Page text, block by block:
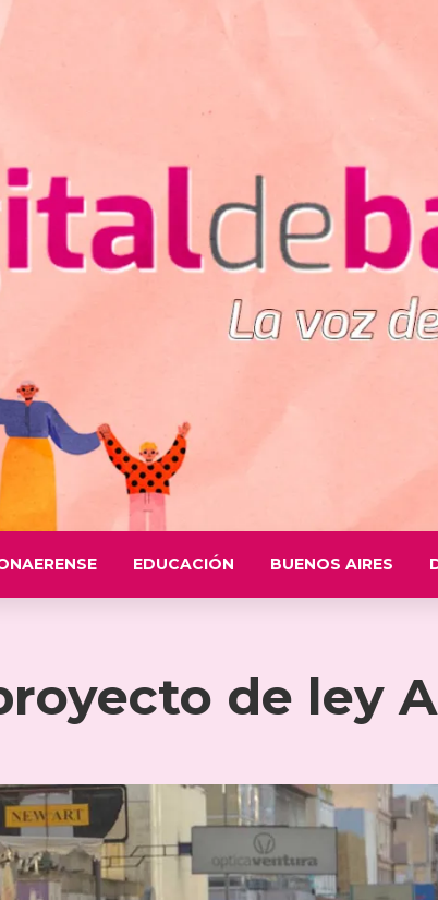
EDUCACIÓN BUENOS AIRES
de ley